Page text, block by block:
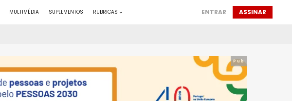
MULTIMÉDIA SUPLEMENTOS RUBRICAS ENTRAR ASSINAR
Pub